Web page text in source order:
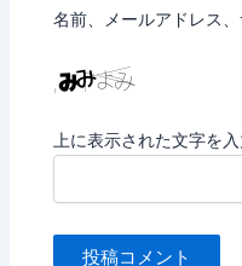
名前、メールアドレス、
上に表示された文字を